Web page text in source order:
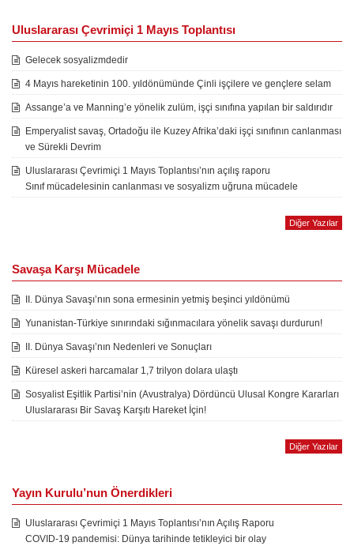
Uluslararası Çevrimiçi 1 Mayıs Toplantısı
Gelecek sosyalizmdedir
4 Mayıs hareketinin 100. yıldönümünde Çinli işçilere ve gençlere selam
Assange’a ve Manning’e yönelik zulüm, işçi sınıfına yapılan bir saldırıdır
Emperyalist savaş, Ortadoğu ile Kuzey Afrika’daki işçi sınıfının canlanması
ve Sürekli Devrim
Uluslararası Çevrimiçi 1 Mayıs Toplantısı’nın açılış raporu
Sınıf mücadelesinin canlanması ve sosyalizm uğruna mücadele
Diğer Yazılar
Savaşa Karşı Mücadele
II. Dünya Savaşı’nın sona ermesinin yetmiş beşinci yıldönümü
Yunanistan-Türkiye sınırındaki sığınmacılara yönelik savaşı durdurun!
II. Dünya Savaşı’nın Nedenleri ve Sonuçları
Küresel askeri harcamalar 1,7 trilyon dolara ulaştı
Sosyalist Eşitlik Partisi’nin (Avustralya) Dördüncü Ulusal Kongre Kararları
Uluslararası Bir Savaş Karşıtı Hareket İçin!
Diğer Yazılar
Yayın Kurulu’nun Önerdikleri
Uluslararası Çevrimiçi 1 Mayıs Toplantısı’nın Açılış Raporu
COVID-19 pandemisi: Dünya tarihinde tetikleyici bir olay